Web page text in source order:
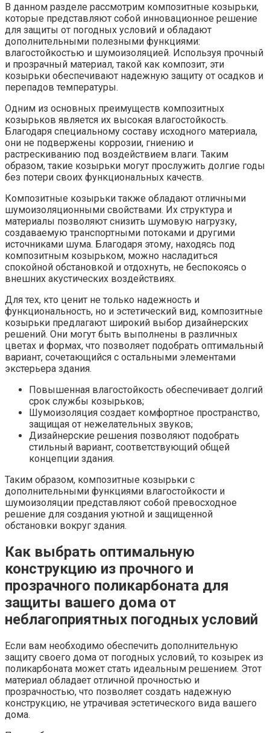
В данном разделе рассмотрим композитные козырьки,
которые представляют собой инновационное решение
для защиты от погодных условий и обладают
дополнительными полезными функциями:
влагостойкостью и шумоизоляцией. Используя прочный
и прозрачный материал, такой как композит, эти
козырьки обеспечивают надежную защиту от осадков и
перепадов температуры.
Одним из основных преимуществ композитных
козырьков является их высокая влагостойкость.
Благодаря специальному составу исходного материала,
они не подвержены коррозии, гниению и
растрескиванию под воздействием влаги. Таким
образом, такие козырьки могут прослужить долгие годы
без потери своих функциональных качеств.
Композитные козырьки также обладают отличными
шумоизоляционными свойствами. Их структура и
материалы позволяют снизить шумовую нагрузку,
создаваемую транспортными потоками и другими
источниками шума. Благодаря этому, находясь под
композитным козырьком, можно насладиться
спокойной обстановкой и отдохнуть, не беспокоясь о
внешних акустических воздействиях.
Для тех, кто ценит не только надежность и
функциональность, но и эстетический вид, композитные
козырьки предлагают широкий выбор дизайнерских
решений. Они могут быть выполнены в различных
цветах и формах, что позволяет подобрать оптимальный
вариант, сочетающийся с остальными элементами
экстерьера здания.
Повышенная влагостойкость обеспечивает долгий
срок службы козырьков;
Шумоизоляция создает комфортное пространство,
защищая от нежелательных звуков;
Дизайнерские решения позволяют подобрать
стильный вариант, соответствующий общей
концепции здания.
Таким образом, композитные козырьки с
дополнительными функциями влагостойкости и
шумоизоляции представляют собой превосходное
решение для создания уютной и защищенной
обстановки вокруг здания.
Как выбрать оптимальную
конструкцию из прочного и
прозрачного поликарбоната для
защиты вашего дома от
неблагоприятных погодных условий
Если вам необходимо обеспечить дополнительную
защиту своего дома от погодных условий, то козырек из
поликарбоната может стать идеальным решением. Этот
материал обладает отличной прочностью и
прозрачностью, что позволяет создать надежную
конструкцию, не утрачивая эстетического вида вашего
дома.